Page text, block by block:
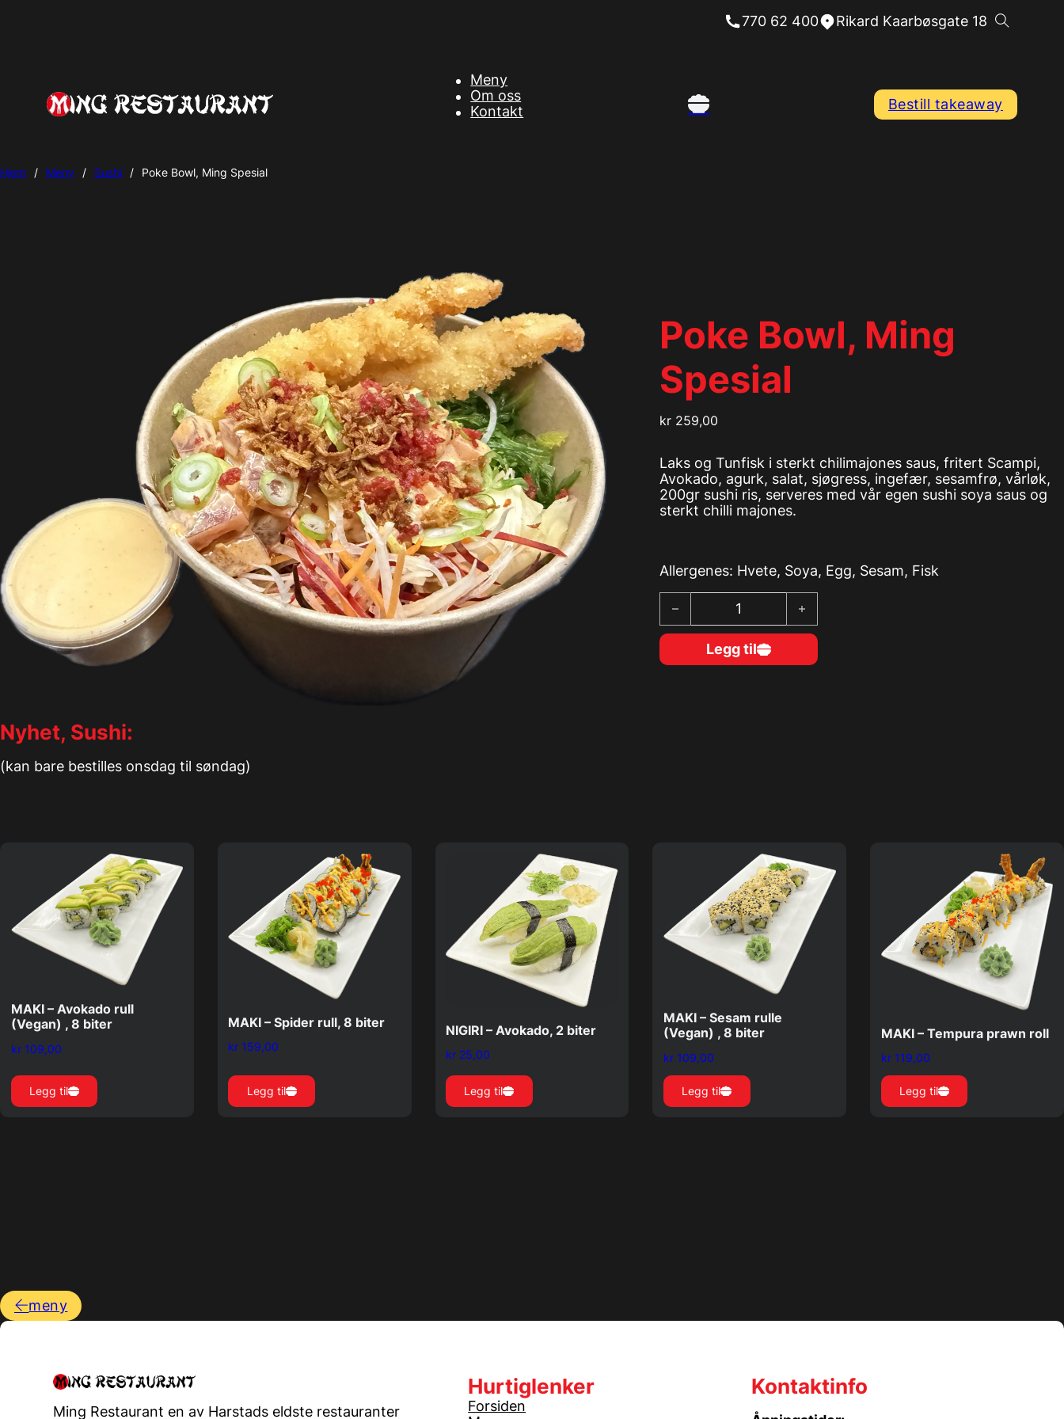
770 62 400 Rikard Kaarbøsgate 18
Meny
Om oss
Kontakt
Bestill takeaway
Hjem / Meny / Sushi / Poke Bowl, Ming Spesial
Poke Bowl, Ming
Spesial
kr 259,00
Laks og Tunfisk i sterkt chilimajones saus, fritert Scampi,
Avokado, agurk, salat, sjøgress, ingefær, sesamfrø, vårløk,
200gr sushi ris, serveres med vår egen sushi soya saus og
sterkt chilli majones.
Allergenes: Hvete, Soya, Egg, Sesam, Fisk
Poke Bowl, Ming Spesial antall
Legg til
Nyhet, Sushi:
(kan bare bestilles onsdag til søndag)
MAKI – Avokado rull
(Vegan) , 8 biter
kr109,00
Legg til
MAKI – Spider rull, 8 biter
kr 159,00
Legg til
NIGIRI – Avokado, 2 biter
kr 25,00
Legg til
MAKI – Sesam rulle
(Vegan) , 8 biter
kr109,00
Legg til
MAKI – Tempura prawn roll
kr119,00
Legg til
meny
Ming Restaurant en av Harstads eldste restauranter
Hurtiglenker
Forsiden
Kontaktinfo